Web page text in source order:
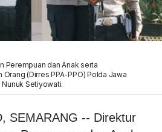
Perempuan dan Anak serta
(Dirres PPA-PPO) Polda Jawa
Setiyowati.
SEMARANG -- Direktur